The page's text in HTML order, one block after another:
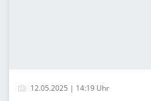
12.05.2025 | 14:19 Uhr